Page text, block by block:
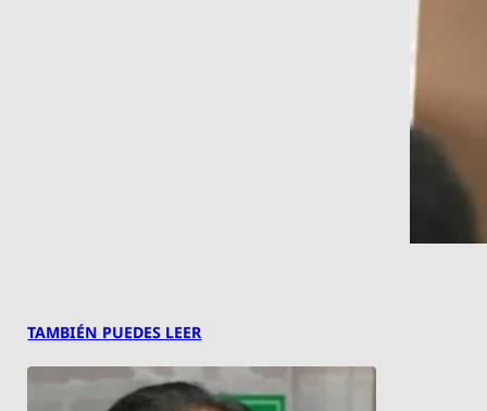
TAMBIÉN PUEDES LEER